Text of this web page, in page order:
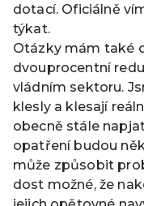
dotací. Oficiálně
týkat.
Otázky mám také
dvouprocentní
vládním sektoru.
klesly a klesají
obecně stále
opatření budou
může způsobit
dost možné, že